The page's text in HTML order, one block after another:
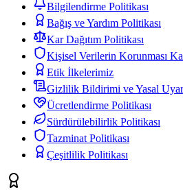
Bilgilendirme Politikası
Bağış ve Yardım Politikası
Kar Dağıtım Politikası
Kişisel Verilerin Korunması
Etik İlkelerimiz
Gizlilik Bildirimi ve Yasal
Ücretlendirme Politikası
Sürdürülebilirlik Politikası
Tazminat Politikası
Çeşitlilik Politikası